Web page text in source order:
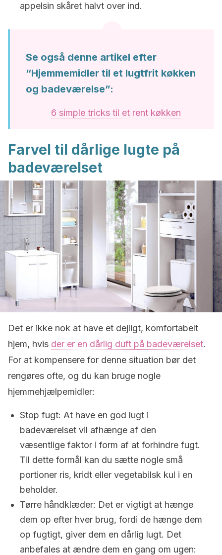
appelsin skåret halvt over ind.
Se også denne artikel efter
“Hjemmemidler til et lugtfrit køkken
og badeværelse”:
6 simple tricks til et rent køkken
Farvel til dårlige lugte på
badeværelset
Det er ikke nok at have et dejligt, komfortabelt
hjem, hvis der er en dårlig duft på badeværelset.
For at kompensere for denne situation bør det
rengøres ofte, og du kan bruge nogle
hjemmehjælpemidler:
Stop fugt: At have en god lugt i
badeværelset vil afhænge af den
væsentlige faktor i form af at forhindre fugt.
Til dette formål kan du sætte nogle små
portioner ris, kridt eller vegetabilsk kul i en
beholder.
Tørre håndklæder: Det er vigtigt at hænge
dem op efter hver brug, fordi de hænge dem
op fugtigt, giver dem en dårlig lugt. Det
anbefales at ændre dem en gang om ugen: